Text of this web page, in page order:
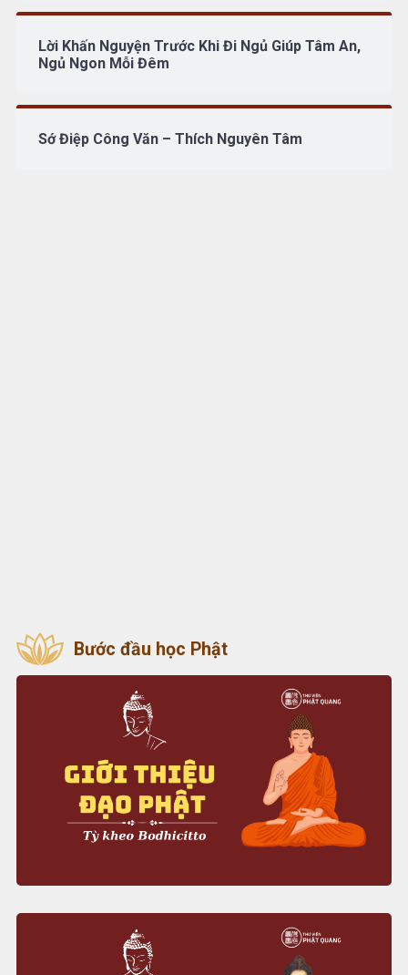
Lời Khấn Nguyện Trước Khi Đi Ngủ Giúp Tâm An,
Ngủ Ngon Mỗi Đêm
Sớ Điệp Công Văn – Thích Nguyên Tâm
Bước đầu học Phật